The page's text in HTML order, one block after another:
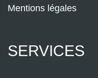
Mentions légales
SERVICES